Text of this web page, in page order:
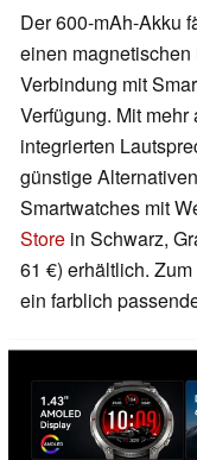
Der 600-mAh-Akku
einen
Verbindung mit
Verfügung. Mit
integrierten
günstige
Smartwatches mit
Store in Schwarz,
61 €) erhältlich.
ein farblich